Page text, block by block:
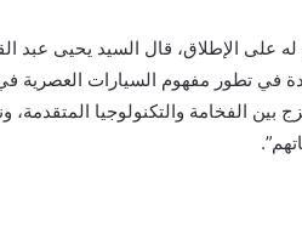
في تطور مفهوم السيارات العصرية
بين الفخامة والتكنولوجيا